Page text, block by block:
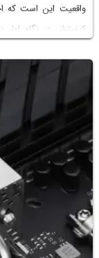
واقعیت این است که
کیفیتش در نگاه اول
سال‌های بعد دارد. در
فنی غیرضروری، به
اجزایی دارد، مراحل
می‌گذارد و در سال ۱۴۰۵ باید انتظار چه بازه قیمتی را داشته باشید.